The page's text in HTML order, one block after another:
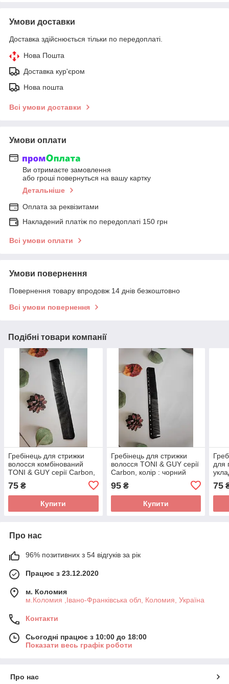
Умови доставки
Доставка здійснюється тільки по передоплаті.
Нова Пошта
Доставка кур'єром
Нова пошта
Всі умови доставки
Умови оплати
Ви отримаєте замовлення
або гроші повернуться на вашу картку
Детальніше
Оплата за реквізитами
Накладений платіж по передоплаті 150 грн
Всі умови оплати
Умови повернення
Повернення товару впродовж 14 днів безкоштовно
Всі умови повернення
Подібні товари компанії
Гребінець для стрижки
волосся комбінований
TONI & GUY серії Carbon,
75 ₴
Купити
Гребінець для стрижки
волосся TONI & GUY серії
Carbon, колір : чорний
95₴
Купити
для
75
Про нас
96% позитивних з 54 відгуків за рік
Працює з 23.12.2020
м. Коломия
м.Коломия ,Івано-Франківська обл, Коломия, Україна
Контакти
Сьогодні працює з 10:00 до 18:00
Показати весь графік роботи
Про нас